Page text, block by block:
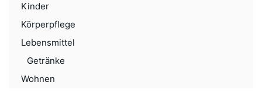
Kinder
Körperpflege
Lebensmittel
Getränke
Wohnen